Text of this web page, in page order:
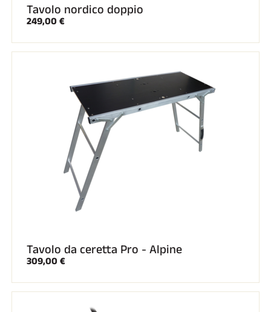
Tavolo nordico doppio
249,00 €
Tavolo da ceretta Pro - Alpine
309,00 €